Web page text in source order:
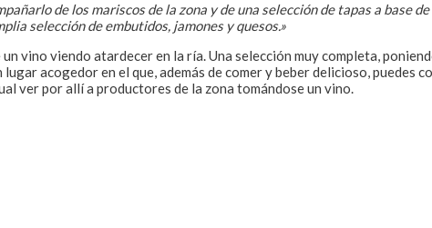
de los mariscos de la zona y de una selección de tapas a base
selección de embutidos, jamones y quesos.»
vino viendo atardecer en la ría. Una selección muy completa,
acogedor en el que, además de comer y beber delicioso, puedes
ver por allí a productores de la zona tomándose un vino.